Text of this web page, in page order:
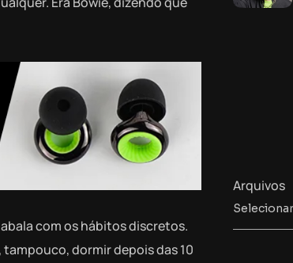
com os hábitos discretos.
tampouco, dormir depois das 10
Arquivos